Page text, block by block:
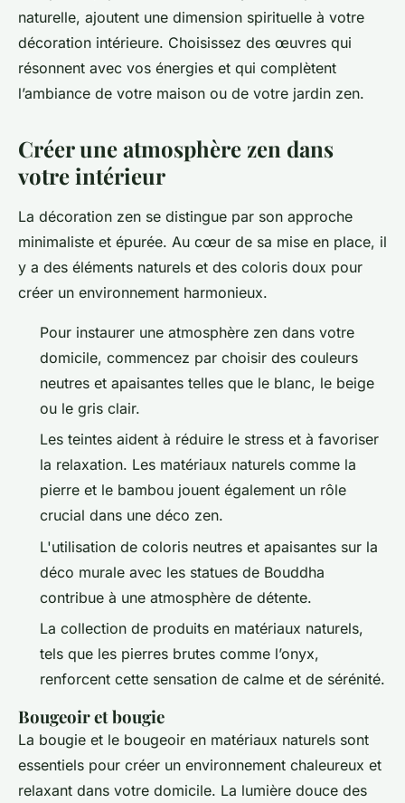
naturelle, ajoutent une dimension spirituelle à votre
décoration intérieure. Choisissez des œuvres qui
résonnent avec vos énergies et qui complètent
l’ambiance de votre maison ou de votre jardin zen.
Créer une atmosphère zen dans
votre intérieur
La décoration zen se distingue par son approche
minimaliste et épurée. Au cœur de sa mise en place, il
y a des éléments naturels et des coloris doux pour
créer un environnement harmonieux.
Pour instaurer une atmosphère zen dans votre
domicile, commencez par choisir des couleurs
neutres et apaisantes telles que le blanc, le beige
ou le gris clair.
Les teintes aident à réduire le stress et à favoriser
la relaxation. Les matériaux naturels comme la
pierre et le bambou jouent également un rôle
crucial dans une déco zen.
L'utilisation de coloris neutres et apaisantes sur la
déco murale avec les statues de Bouddha
contribue à une atmosphère de détente.
La collection de produits en matériaux naturels,
tels que les pierres brutes comme l’onyx,
renforcent cette sensation de calme et de sérénité.
Bougeoir et bougie
La bougie et le bougeoir en matériaux naturels sont
essentiels pour créer un environnement chaleureux et
relaxant dans votre domicile. La lumière douce des